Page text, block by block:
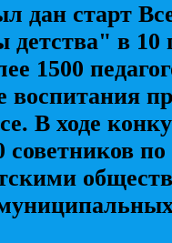
дан старт
детства" в 10
1500
воспитания
В ходе